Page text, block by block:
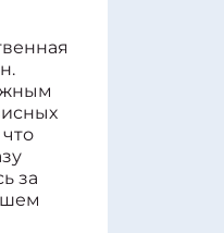
за